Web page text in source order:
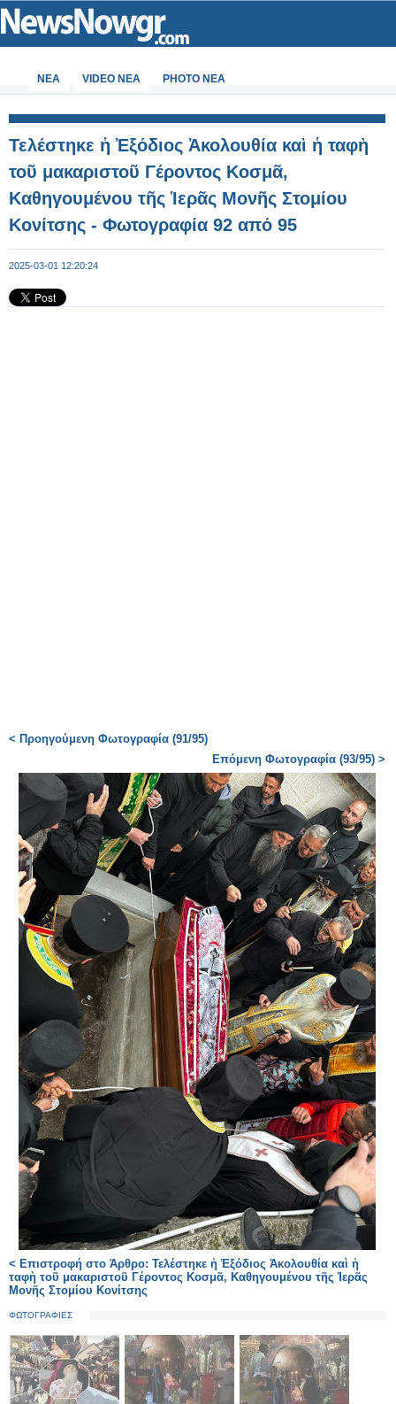
ΝΕΑ VIDEO NEA PHOTO NEA
Τελέστηκε ἡ Ἐξόδιος Ἀκολουθία καὶ ἡ ταφὴ
τοῦ μακαριστοῦ Γέροντος Κοσμᾶ,
Καθηγουμένου τῆς Ἱερᾶς Μονῆς Στομίου
Κονίτσης - Φωτογραφία 92 από 95
2025-03-01 12:20:24
< Προηγούμενη Φωτογραφία (91/95)
Επόμενη Φωτογραφία (93/95) >
< Επιστροφή στο Άρθρο: Τελέστηκε ἡ Ἐξόδιος Ἀκολουθία καὶ ἡ
ταφὴ τοῦ μακαριστοῦ Γέροντος Κοσμᾶ, Καθηγουμένου τῆς Ἱερᾶς
Μονῆς Στομίου Κονίτσης
ΦΩΤΟΓΡΑΦΙΕΣ